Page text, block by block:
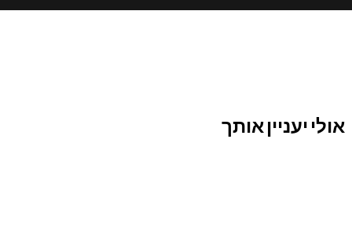
אולי יעניין אותך